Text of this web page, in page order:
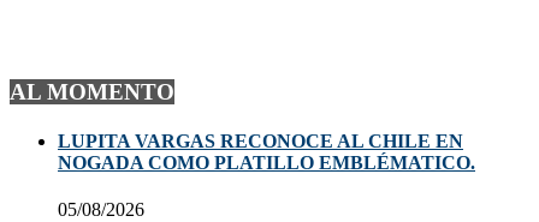
AL MOMENTO
LUPITA VARGAS RECONOCE AL CHILE EN
NOGADA COMO PLATILLO EMBLÉMATICO.
05/08/2026